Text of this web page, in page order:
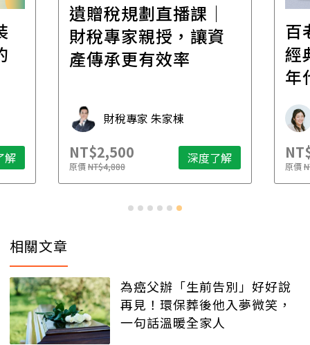
解
百老匯踢踏舞｜穿越
經典，踏出爵士黃金
學魚老師 Michelle
NT$6,800
原價NT$8,200 深度了解
高
場
家
原價
相關文章
為癌父辦「生前告別」好好說
再見！環保葬後他入夢微笑，
一句話溫暖全家人